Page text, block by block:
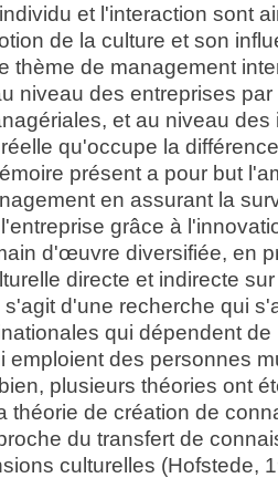
et l'interaction sont
de la culture et son
thème de management
niveau des entreprises
et au niveau
qu'occupe la
présent a pour but
en assurant la
grâce à
d'œuvre diversifiée, en
directe et indirecte
d'une recherche qui
qui dépendent de
emploient des personnes
plusieurs théories ont
théorie de création de
du transfert de
culturelles (Hofstede,